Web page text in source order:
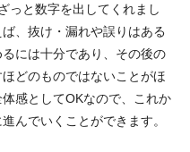
っと数字を出してくれまし
、抜け・漏れや誤りはある
には十分であり、その後の
どのものではないことがほ
感としてOKなので、これか
んでいくことができます。